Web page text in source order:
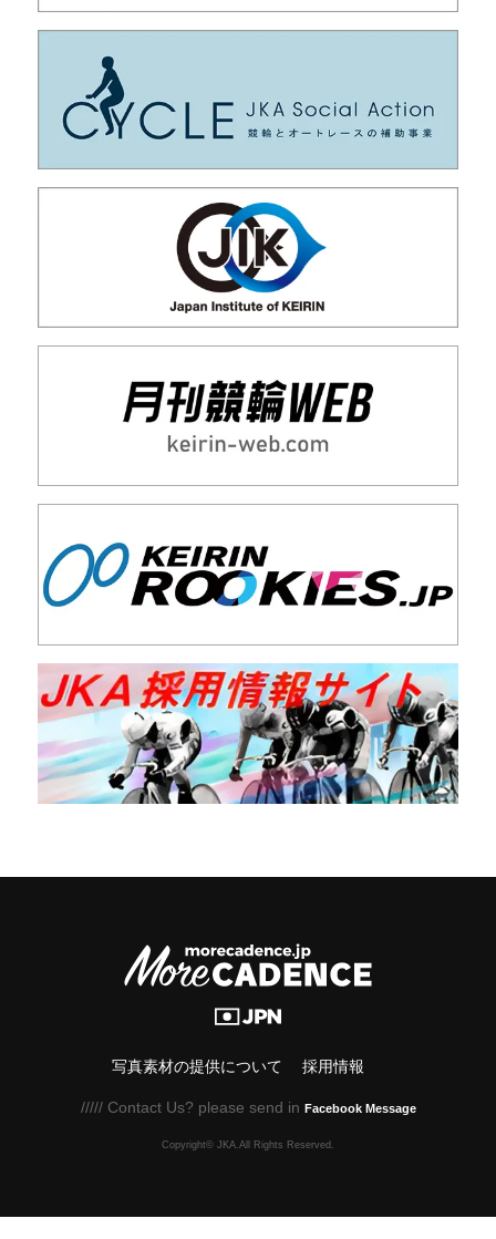
写真素材の提供について 採用情報
///// Contact Us? please send in Facebook Message
Copyright© JKA.All Rights Reserved.